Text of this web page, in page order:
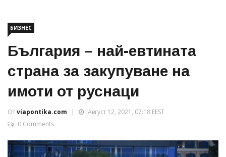
БИЗНЕС
България – най-евтината
страна за закупуване на
имоти от руснаци
Отviapontika.com
Август 12, 2021, 07:18 EEST
0 Comments